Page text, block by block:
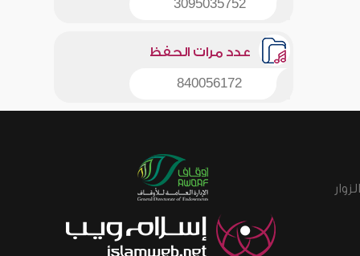
3095035752
عدد مرات الحفظ
840056172